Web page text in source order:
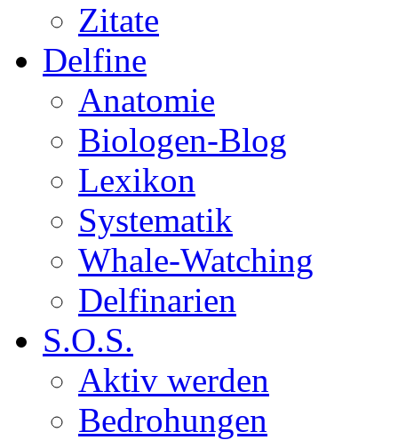
Zitate
Delfine
Anatomie
Biologen-Blog
Lexikon
Systematik
Whale-Watching
Delfinarien
S.O.S.
Aktiv werden
Bedrohungen